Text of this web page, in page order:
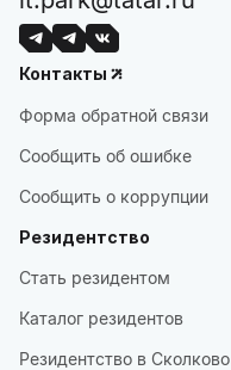
Контакты
Форма обратной связи
Сообщить об ошибке
Сообщить о коррупции
Резидентство
Стать резидентом
Каталог резидентов
Резидентство в Сколково